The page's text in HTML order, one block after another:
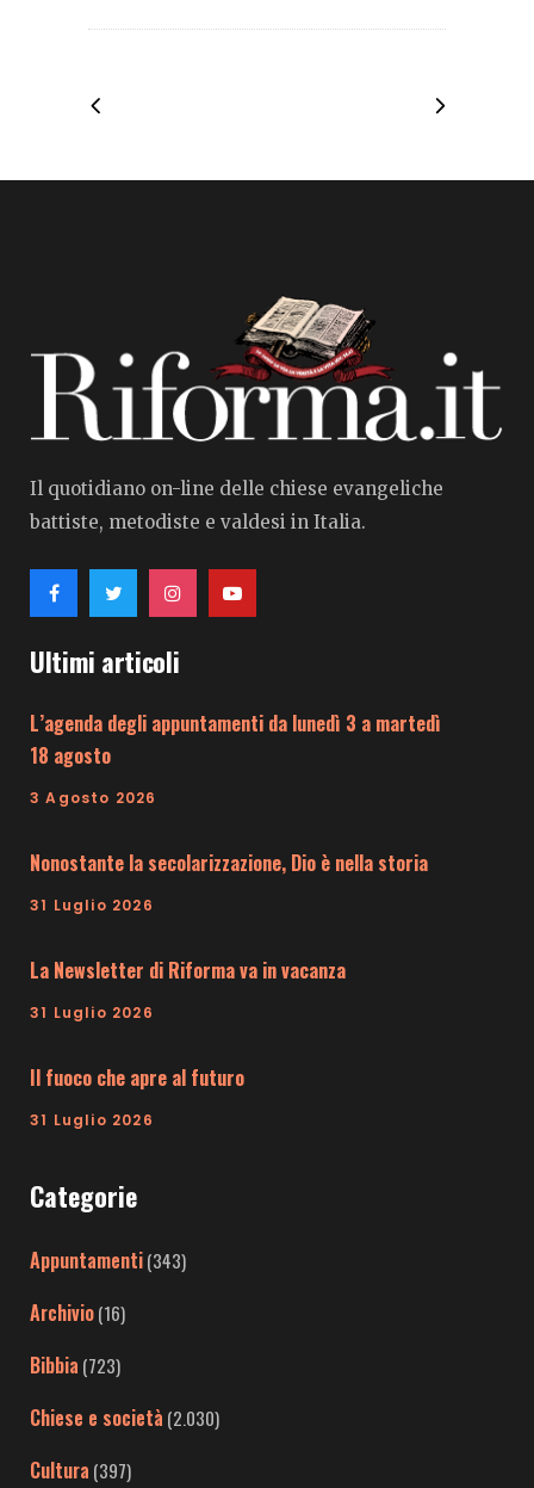
Il quotidiano on-line delle chiese evangeliche
battiste, metodiste e valdesi in Italia.
Ultimi articoli
L’agenda degli appuntamenti da lunedì 3 a martedì
18 agosto
3 Agosto 2026
Nonostante la secolarizzazione, Dio è nella storia
31 Luglio 2026
La Newsletter di Riforma va in vacanza
31 Luglio 2026
Il fuoco che apre al futuro
31 Luglio 2026
Categorie
Appuntamenti(343)
Archivio(16)
Bibbia (723)
Chiese e società (2.030)
Cultura (397)